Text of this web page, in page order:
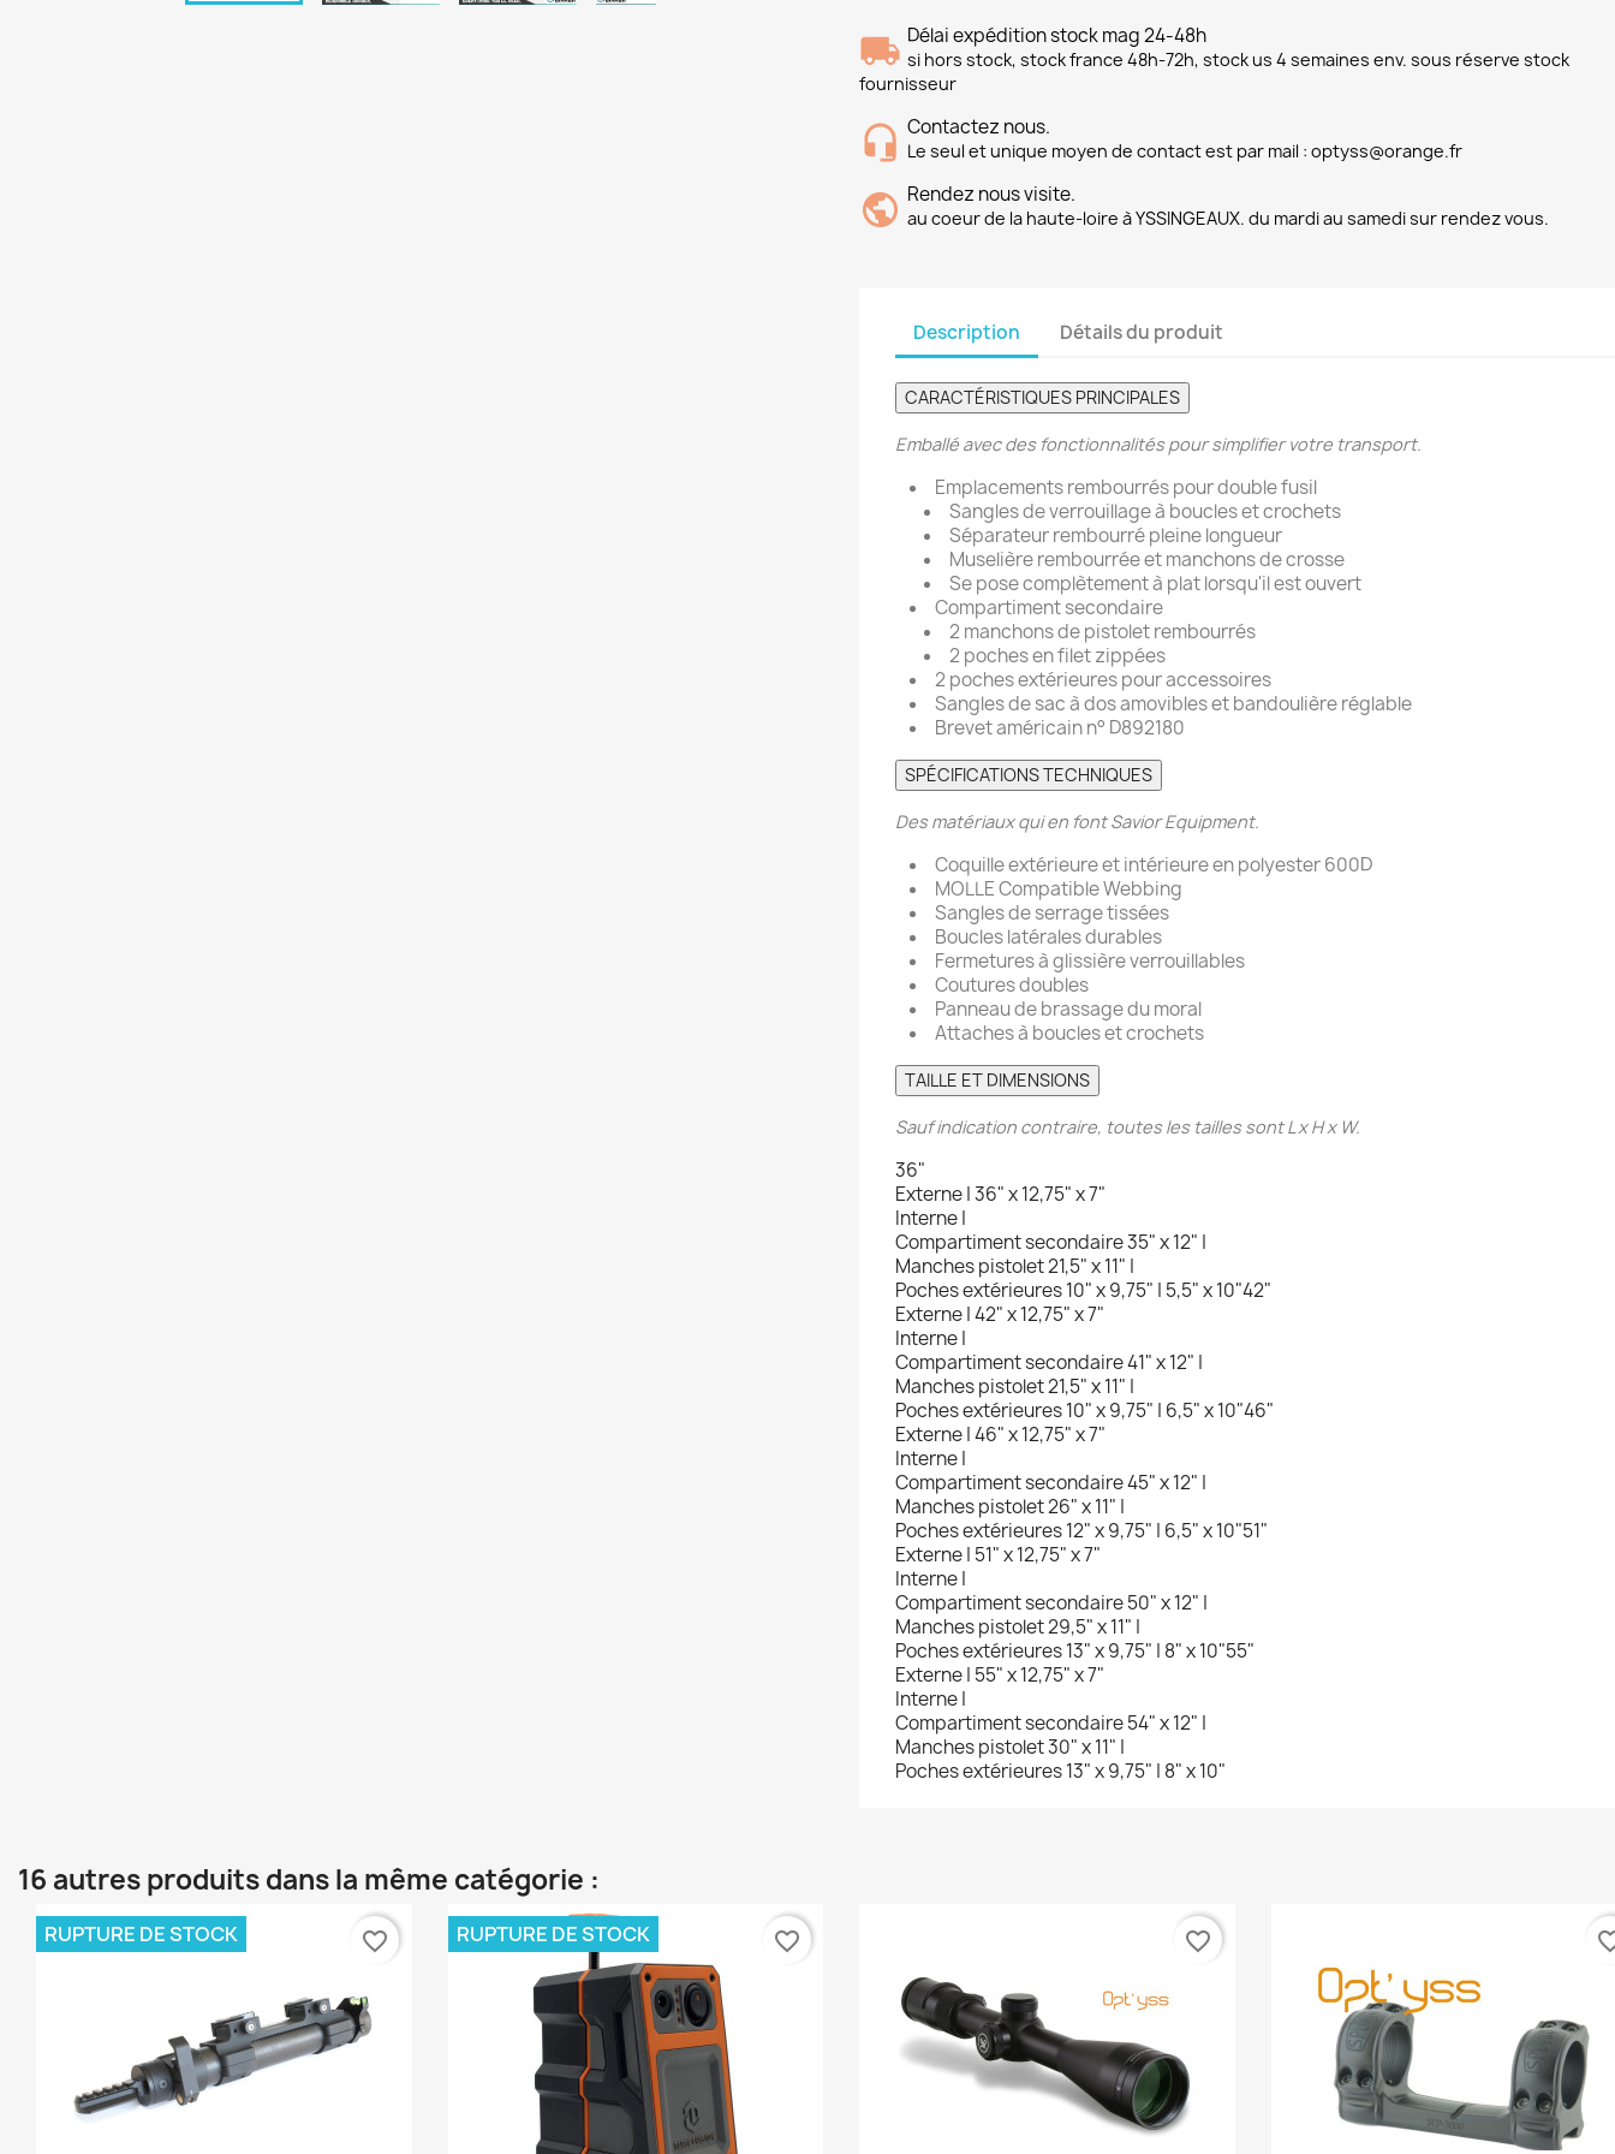
Délai expédition stock mag 24-48h
si hors stock, stock france 48h-72h, stock us 4 semaines env. sous réserve stock
fournisseur
Contactez nous.
Le seul et unique moyen de contact est par mail : optyss@orange.fr
Rendez nous visite.
au coeur de la haute-loire à YSSINGEAUX. du mardi au samedi sur rendez vous.
Description Détails du produit
CARACTÉRISTIQUES PRINCIPALES
Emballé avec des fonctionnalités pour simplifier votre transport.
Emplacements rembourrés pour double fusil
Sangles de verrouillage à boucles et crochets
Séparateur rembourré pleine longueur
Muselière rembourrée et manchons de crosse
Se pose complètement à plat lorsqu'il est ouvert
Compartiment secondaire
2 manchons de pistolet rembourrés
2 poches en filet zippées
2 poches extérieures pour accessoires
Sangles de sac à dos amovibles et bandoulière réglable
Brevet américain n° D892180
SPÉCIFICATIONS TECHNIQUES
Des matériaux qui en font Savior Equipment.
Coquille extérieure et intérieure en polyester 600D
MOLLE Compatible Webbing
Sangles de serrage tissées
Boucles latérales durables
Fermetures à glissière verrouillables
Coutures doubles
Panneau de brassage du moral
Attaches à boucles et crochets
TAILLE ET DIMENSIONS
Sauf indication contraire, toutes les tailles sontL x H x W.
36"
Externe |36" x 12,75" x 7"
Interne |
Compartiment secondaire35" x 12" |
Manches pistolet21,5" x 11" |
Poches extérieures10" x 9,75" | 5,5" x 10"42"
Externe |42" x 12,75" x 7"
Interne |
Compartiment secondaire41" x 12" |
Manches pistolet21,5" x 11" |
Poches extérieures10" x 9,75" | 6,5" x 10"46"
Externe |46" x 12,75" x 7"
Interne |
Compartiment secondaire45" x 12" |
Manches pistolet26" x 11" |
Poches extérieures12" x 9,75" | 6,5" x 10"51"
Externe | 51" x 12,75" x 7"
Interne |
Compartiment secondaire50" x 12" |
Manches pistolet29,5" x 11" |
Poches extérieures13" x 9,75" | 8" x 10"55"
Externe | 55" x 12,75" x 7"
Interne |
Compartiment secondaire54" x 12" |
Manches pistolet30" x 11" |
Poches extérieures13" x 9,75" | 8" x 10"
16 autres produits dans la même catégorie :
RUPTURE DE STOCK favorite_border RUPTURE DE STOCK favorite_border favorite_border